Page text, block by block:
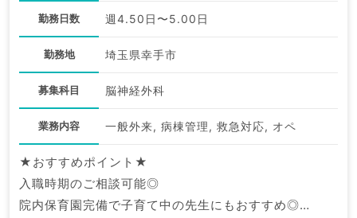
勤務日数 週4.50日〜5.00日
勤務地 埼玉県幸手市
募集科目 脳神経外科
業務内容 一般外来, 病棟管理, 救急対応, オペ
★おすすめポイント★
入職時期のご相談可能◎
院内保育園完備で子育て中の先生にもおすすめ◎